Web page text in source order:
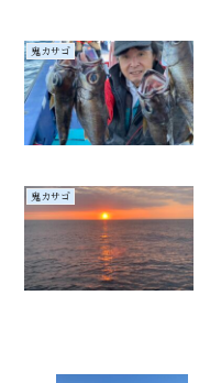
鬼カサゴ
鬼カサゴ